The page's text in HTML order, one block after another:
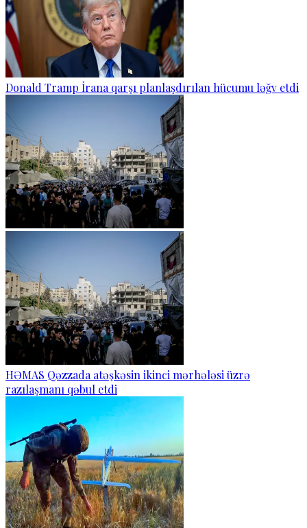
Donald Tramp İrana qarşı planlaşdırılan hücumu ləğv etdi
HƏMAS Qəzzada atəşkəsin ikinci mərhələsi üzrə
razılaşmanı qəbul etdi